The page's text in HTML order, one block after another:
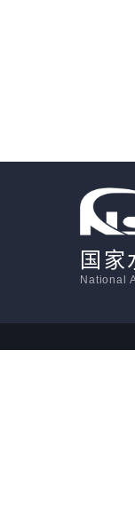
国家
National